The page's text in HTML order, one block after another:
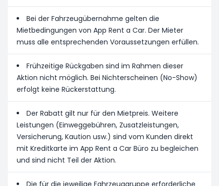
Bei der Fahrzeugübernahme gelten die
Mietbedingungen von App Rent a Car. Der Mieter
muss alle entsprechenden Voraussetzungen erfüllen.
Frühzeitige Rückgaben sind im Rahmen dieser
Aktion nicht möglich. Bei Nichterscheinen (No-Show)
erfolgt keine Rückerstattung.
Der Rabatt gilt nur für den Mietpreis. Weitere
Leistungen (Einweggebühren, Zusatzleistungen,
Versicherung, Kaution usw.) sind vom Kunden direkt
mit Kreditkarte im App Rent a Car Büro zu begleichen
und sind nicht Teil der Aktion.
Die für die jeweilige Fahrzeuggruppe erforderliche